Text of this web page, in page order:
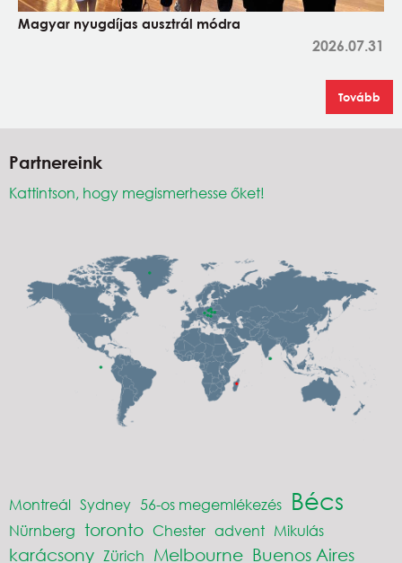
Magyar nyugdíjas ausztrál módra
2026.07.31
Tovább
Partnereink
Kattintson, hogy megismerhesse őket!
Montreál Sydney 56-os megemlékezés Bécs
Nürnberg toronto Chester advent Mikulás
karácsony Zürich Melbourne Buenos Aires